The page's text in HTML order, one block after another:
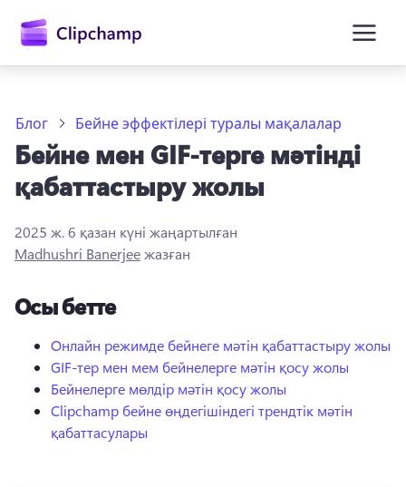
Тегін қолданып көру
Блог Бейне эффектілері туралы мақалалар
Бейне мен GIF-терге мәтінді
қабаттастыру жолы
2025 ж. 6 қазан күні жаңартылған
Madhushri Banerjeeжазған
Осы бетте
Онлайн режимде бейнеге мәтін қабаттастыру жолы
GIF-тер мен мем бейнелерге мәтін қосу жолы
Бейнелерге мөлдір мәтін қосу жолы
Clipchamp бейне өңдегішіндегі трендтік мәтін
қабаттасулары